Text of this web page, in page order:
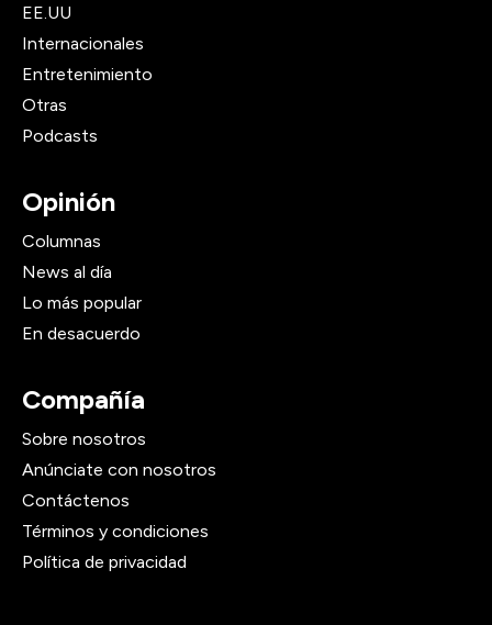
EE.UU
Internacionales
Entretenimiento
Otras
Podcasts
Opinión
Columnas
News al día
Lo más popular
En desacuerdo
Compañía
Sobre nosotros
Anúnciate con nosotros
Contáctenos
Términos y condiciones
Política de privacidad